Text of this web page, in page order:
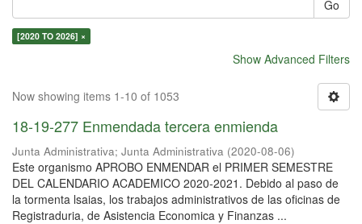
Go
[2020 TO 2026] ×
Show Advanced Filters
Now showing items 1-10 of 1053
18-19-277 Enmendada tercera enmienda
Junta Administrativa; Junta Administrativa (2020-08-06)
Este organismo APROBO ENMENDAR el PRIMER SEMESTRE
DEL CALENDARIO ACADEMICO 2020-2021. Debido al paso de
la tormenta lsaias, los trabajos administrativos de las oficinas de
Registraduria, de Asistencia Economica y Finanzas ...